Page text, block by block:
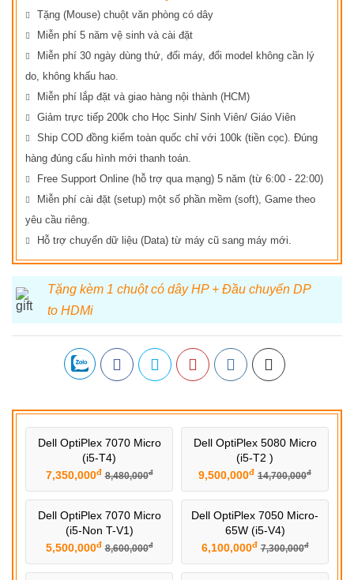
Tặng (Mouse) chuột văn phòng có dây
Miễn phí 5 năm vệ sinh và cài đặt
Miễn phí 30 ngày dùng thử, đổi máy, đổi model không cần lý
do, không khấu hao.
Miễn phí lắp đặt và giao hàng nội thành (HCM)
Giảm trực tiếp 200k cho Học Sinh/ Sinh Viên/ Giáo Viên
Ship COD đồng kiểm toàn quốc chỉ với 100k (tiền cọc). Đúng
hàng đúng cấu hình mới thanh toán.
Free Support Online (hỗ trợ qua mạng) 5 năm (từ 6:00 - 22:00)
Miễn phí cài đặt (setup) một số phần mềm (soft), Game theo
yêu cầu riêng.
Hỗ trợ chuyển dữ liệu (Data) từ máy cũ sang máy mới.
Tặng kèm 1 chuột có dây HP + Đầu chuyển DP
to HDMi
Dell OptiPlex 7070 Micro
(i5-T4)
7,350,000đ 8,480,000đ
Dell OptiPlex 5080 Micro
(i5-T2 )
9,500,000đ 14,700,000đ
Dell OptiPlex 7070 Micro
(i5-Non T-V1)
5,500,000đ 8,600,000đ
Dell OptiPlex 7050 Micro-
65W (i5-V4)
6,100,000đ 7,300,000đ